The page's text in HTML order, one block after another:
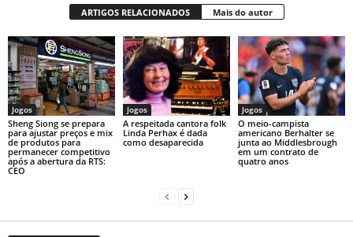
ARTIGOS RELACIONADOS Mais do autor
Jogos
Sheng Siong se prepara
para ajustar preços e mix
de produtos para
permanecer competitivo
após a abertura da RTS:
CEO
Jogos
A respeitada cantora folk
Linda Perhax é dada
como desaparecida
Jogos
O meio-campista
americano Berhalter se
junta ao Middlesbrough
em um contrato de
quatro anos